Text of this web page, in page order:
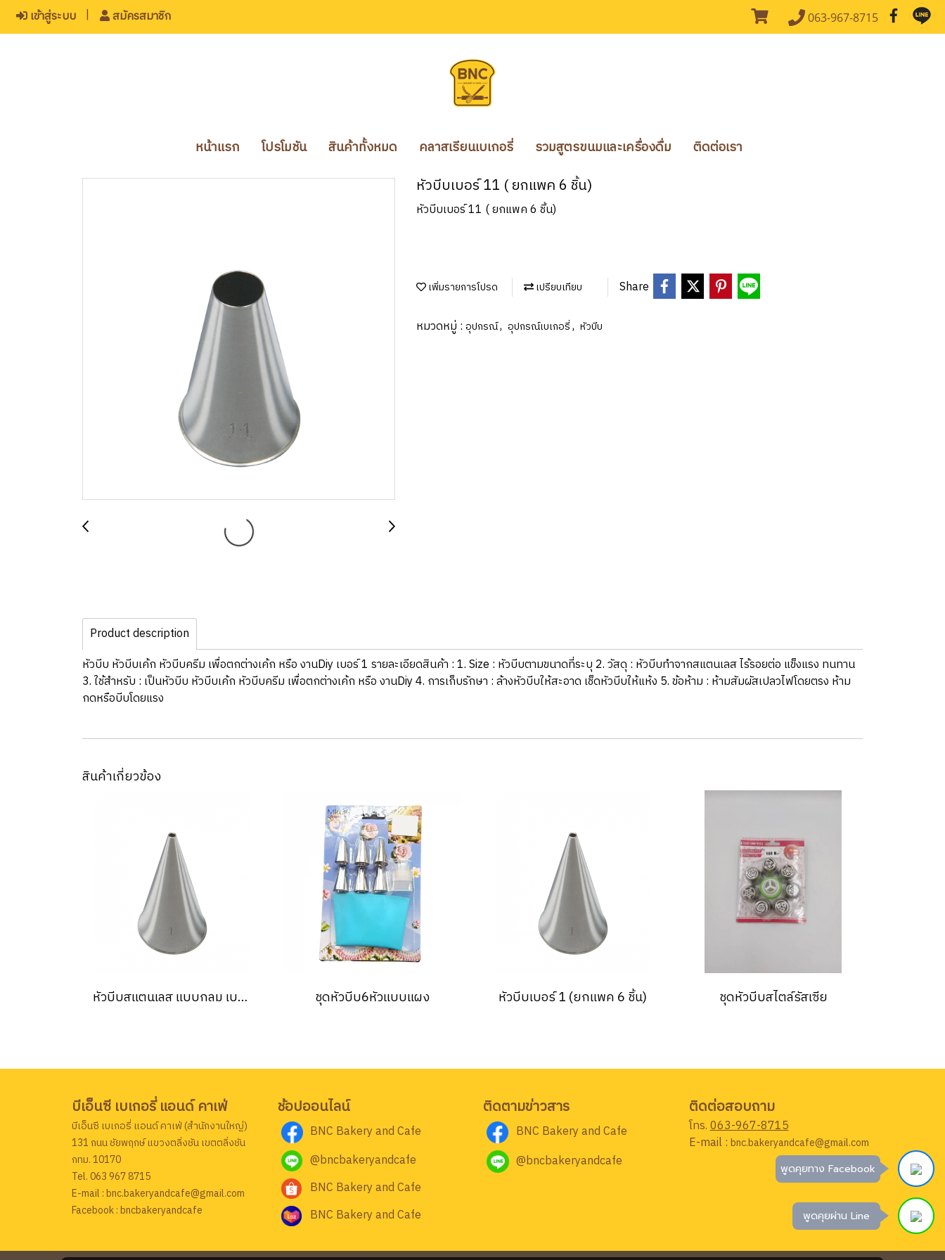
เข้าสู่ระบบ สมัครสมาชิก 063-967-8715
หน้าแรก โปรโมชัน สินค้าทั้งหมด คลาสเรียนเบเกอรี่ รวมสูตรขนมและเครื่องดื่ม ติดต่อเรา
หัวบีบเบอร์ 11 ( ยกแพค 6 ชิ้น)
หัวบีบเบอร์ 11 ( ยกแพค 6 ชิ้น)
เพิ่มรายการโปรด เปรียบเทียบ Share
หมวดหมู่ : อุปกรณ์, อุปกรณ์เบเกอรี่, หัวบีบ
Product description
หัวบีบ หัวบีบเค้ก หัวบีบครีม เพื่อตกต่างเค้ก หรือ งานDiy เบอร์ 1 รายละเอียดสินค้า : 1. Size : หัวบีบตามขนาดที่ระบุ 2. วัสดุ : หัวบีบทำจากสแตนเลส ไร้รอยต่อ แข็งแรง ทนทาน
3. ใช้สำหรับ : เป็นหัวบีบ หัวบีบเค้ก หัวบีบครีม เพื่อตกต่างเค้ก หรือ งานDiy 4. การเก็บรักษา : ล้างหัวบีบให้สะอาด เช็ดหัวบีบให้แห้ง 5. ข้อห้าม : ห้ามสัมผัสเปลวไฟโดยตรง ห้าม
กดหรือบีบโดยแรง
สินค้าเกี่ยวข้อง
หัวบีบสแตนเลส แบบกลม เบอร์1 ชุดหัวบีบ6หัวแบบแผง หัวบีบเบอร์ 1 (ยกแพค 6 ชิ้น) ชุดหัวบีบสไตล์รัสเซีย
บีเอ็นซี เบเกอรี่ แอนด์ คาเฟ่
บีเอ็นซี เบเกอรี่ แอนด์ คาเฟ่ (สำนักงานใหญ่)
131 ถนน ชัยพฤกษ์ แขวงตลิ่งชัน เขตตลิ่งชัน
กทม. 10170
Tel. 063 967 8715
E-mail : bnc.bakeryandcafe@gmail.com
Facebook : bncbakeryandcafe
ช้อปออนไลน์
BNC Bakery and Cafe
@bncbakeryandcafe
BNC Bakery and Cafe
BNC Bakery and Cafe
ติดตามข่าวสาร
BNC Bakery and Cafe
@bncbakeryandcafe
ติดต่อสอบถาม
โทร.063-967-8715
E-mail : bnc.bakeryandcafe@gmail.com
พูดคุยทาง Facebook
พูดคุยผ่าน Line